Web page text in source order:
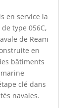
en service la
type 056C,
de Ream
en
bâtiments
clé dans
navales.